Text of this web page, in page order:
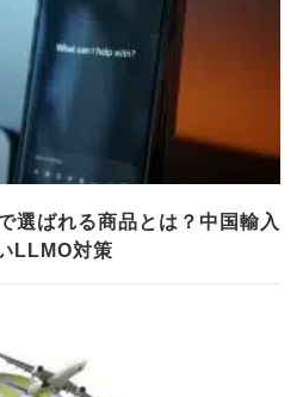
選ばれる商品とは？中国輸入
LLMO対策